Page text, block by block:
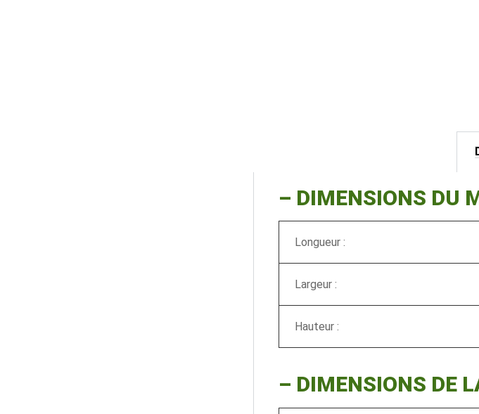
– DIMENSIONS DU
Longueur :
Largeur :
Hauteur :
– DIMENSIONS DE